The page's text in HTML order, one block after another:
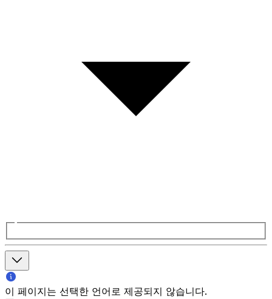
이 페이지는 선택한 언어로 제공되지 않습니다.